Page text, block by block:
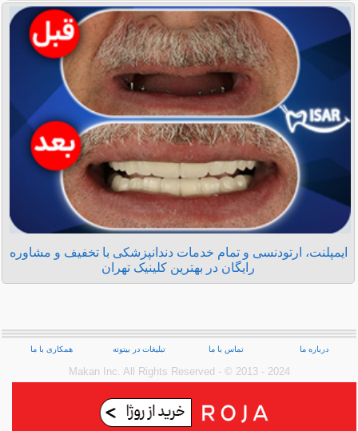
ایمپلنت، ارتودنسی و تمام خدمات دندانپزشکی با تخفیف و مشاوره
رایگان در بهترین کلینیک تهران
درباره ما تماس با ما تبلیغات در بیتوته همکاری با ما
Makan Inc.‎ All Rights Reserved - © 2013 - 2024